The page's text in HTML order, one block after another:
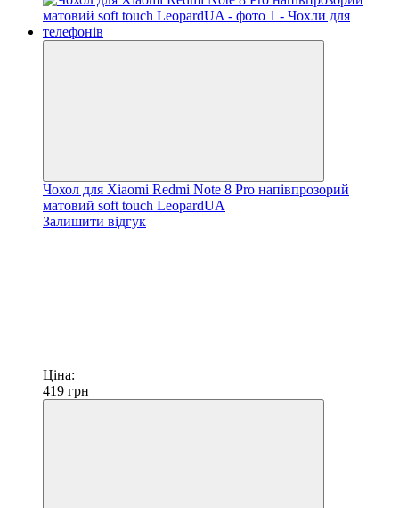
Чохол для Xiaomi Redmi Note 8 Pro напівпрозорий
матовий soft touch LeopardUA
Залишити відгук
Ціна:
419 грн